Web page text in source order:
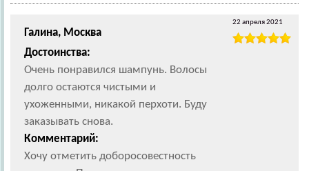
Галина, Москва
Достоинства:
Очень понравился шампунь. Волосы
долго остаются чистыми и
ухоженными, никакой перхоти. Буду
заказывать снова.
Комментарий:
Хочу отметить доборосовестность
22 апреля 2021